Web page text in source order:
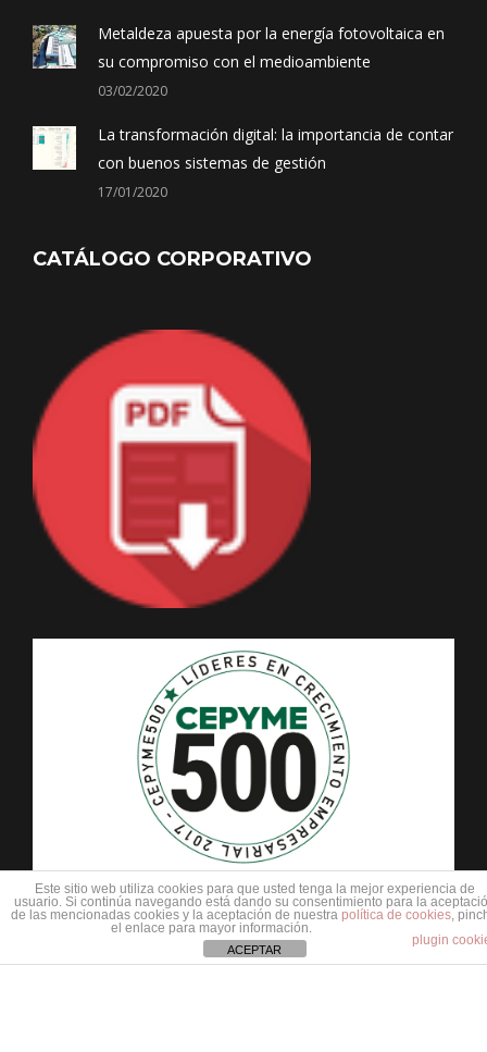
Metaldeza apuesta por la energía fotovoltaica en
su compromiso con el medioambiente
03/02/2020
La transformación digital: la importancia de contar
con buenos sistemas de gestión
17/01/2020
CATÁLOGO CORPORATIVO
FEDER
Este sitio web utiliza cookies para que usted tenga la mejor experiencia de
usuario. Si continúa navegando está dando su consentimiento para la
de las mencionadas cookies y la aceptación de nuestra política de cookies,
el enlace para mayor información.
plugin
ACEPTAR